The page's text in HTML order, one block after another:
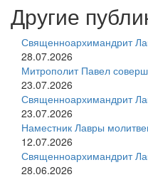
Другие
Священноархимандрит
28.07.2026
Митрополит Павел
23.07.2026
Священноархимандрит
23.07.2026
Наместник Лавры
12.07.2026
Священноархимандрит
28.06.2026